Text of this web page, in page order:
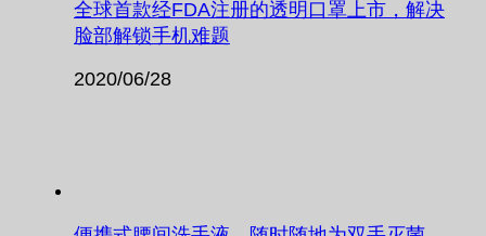
全球首款经FDA注册的透明口罩上市，解决
脸部解锁手机难题
2020/06/28